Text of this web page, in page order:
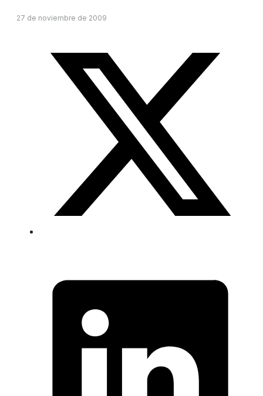
27 de noviembre de 2009